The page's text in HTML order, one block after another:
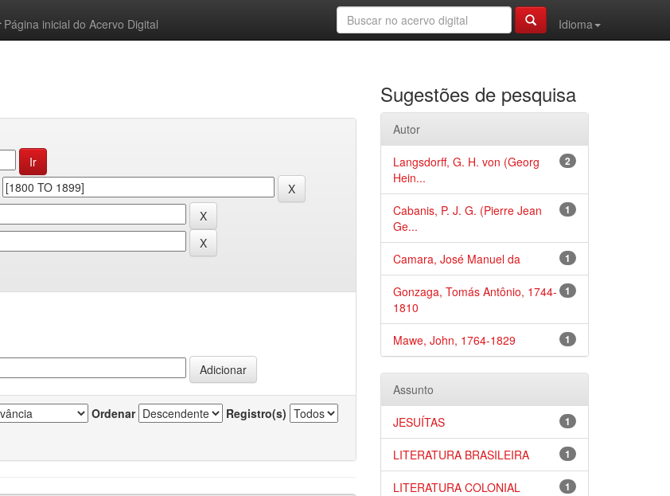
Página inicial do Acervo Digital
Idioma
Ordenar Registro(s)
Sugestões de pesquisa
Autor
2
Langsdorff, G. H. von (Georg
Hein...
1
Cabanis, P. J. G. (Pierre Jean
Ge...
1
Camara, José Manuel da
1
Gonzaga, Tomás Antônio, 1744-
1810
1
Mawe, John, 1764-1829
Assunto
1
JESUÍTAS
1
LITERATURA BRASILEIRA
1
LITERATURA COLONIAL